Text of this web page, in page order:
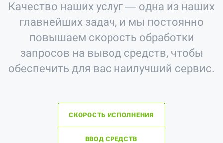
Качество наших услуг — одна из наших
главнейших задач, и мы постоянно
повышаем скорость обработки
запросов на вывод средств, чтобы
обеспечить для вас наилучший сервис.
СКОРОСТЬ ИСПОЛНЕНИЯ
ВВОД СРЕДСТВ